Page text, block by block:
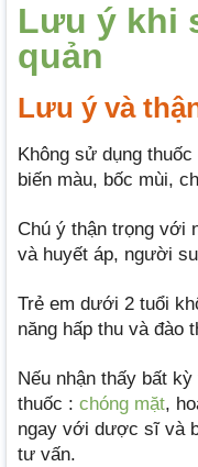
Lưu ý khi
quản
Lưu ý và
Không sử dụng
biến màu, bốc mùi,
Chú ý thận trọng với
và huyết áp, người
Trẻ em dưới 2 tuổi
năng hấp thu và đào
Nếu nhận thấy bất
thuốc : chóng mặt,
ngay với dược sĩ và
tư vấn.